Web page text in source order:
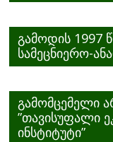
გამოდის 1997
სამეცნიერო-
გამომცემელი
”თავისუფალი
ინსტიტუტი”